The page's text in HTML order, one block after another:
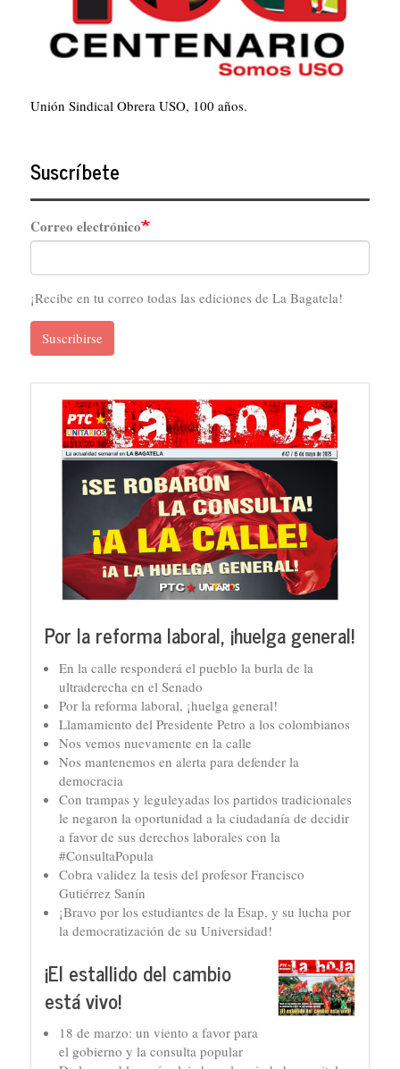
Unión Sindical Obrera USO, 100 años.
Suscríbete
Correo electrónico
¡Recibe en tu correo todas las ediciones de La Bagatela!
Suscribirse
Por la reforma laboral, ¡huelga general!
En la calle responderá el pueblo la burla de la
ultraderecha en el Senado
Por la reforma laboral, ¡huelga general!
Llamamiento del Presidente Petro a los colombianos
Nos vemos nuevamente en la calle
Nos mantenemos en alerta para defender la
democracia
Con trampas y leguleyadas los partidos tradicionales
le negaron la oportunidad a la ciudadanía de decidir
a favor de sus derechos laborales con la
#ConsultaPopula
Cobra validez la tesis del profesor Francisco
Gutiérrez Sanín
¡Bravo por los estudiantes de la Esap, y su lucha por
la democratización de su Universidad!
¡El estallido del cambio
está vivo!
18 de marzo: un viento a favor para
el gobierno y la consulta popular